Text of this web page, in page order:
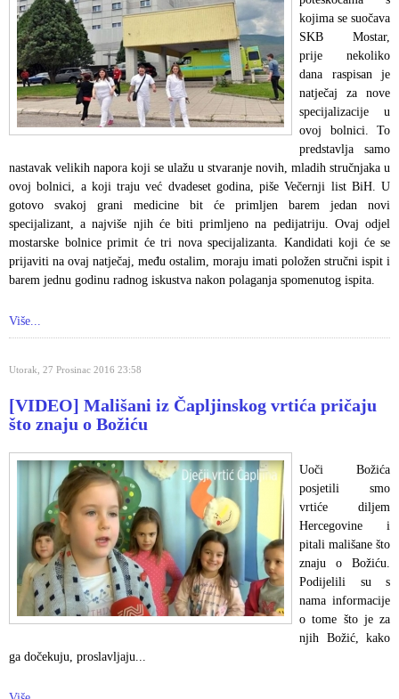
kojima se suočava
SKB Mostar,
prije nekoliko
dana raspisan je
natječaj za nove
specijalizacije u
ovoj bolnici. To
predstavlja samo
nastavak velikih napora koji se ulažu u stvaranje novih, mladih stručnjaka u
ovoj bolnici, a koji traju već dvadeset godina, piše Večernji list BiH. U
gotovo svakoj grani medicine bit će primljen barem jedan novi
specijalizant, a najviše njih će biti primljeno na pedijatriju. Ovaj odjel
mostarske bolnice primit će tri nova specijalizanta. Kandidati koji će se
prijaviti na ovaj natječaj, među ostalim, moraju imati položen stručni ispit i
barem jednu godinu radnog iskustva nakon polaganja spomenutog ispita.
Više...
Utorak, 27 Prosinac 2016 23:58
[VIDEO] Mališani iz Čapljinskog vrtića pričaju
što znaju o Božiću
Uoči Božića
posjetili smo
vrtiće diljem
Hercegovine i
pitali mališane što
znaju o Božiću.
Podijelili su s
nama informacije
o tome što je za
njih Božić, kako
ga dočekuju, proslavljaju...